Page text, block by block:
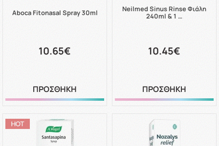
Aboca Fitonasal Spray 30ml
10.65€
ΠΡΟΣΘΗΚΗ
Neilmed Sinus Rinse Φιάλη
240ml & 1 …
10.45€
ΠΡΟΣΘΗΚΗ